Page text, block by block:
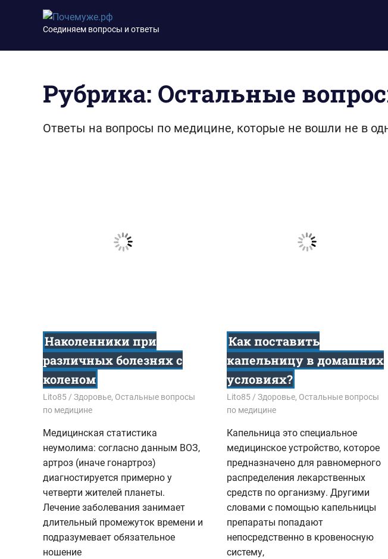
содержимому
Почемуже.рф
Соединяем вопросы и ответы
Рубрика: Остальные
Ответы на вопросы по медицине, которые не вошли не в
Наколенники при
различных болезнях с
коленом
24.10.2018
Lito85 Здоровье, Остальные вопросы
по медицине
Медицинская статистика
неумолима: согласно данным ВОЗ,
артроз (иначе гонартроз)
диагностируется примерно у
четверти жителей планеты.
Лечение заболевания занимает
длительный промежуток времени и
подразумевает обязательное
ношение
Как поставить
капельницу в домашних
условиях?
06.09.2018
Lito85 Здоровье, Остальные вопросы
по медицине
Капельница это специальное
медицинское устройство, которое
предназначено для равномерного
распределения лекарственных
средств по организму. Другими
словами с помощью капельницы
препараты попадают
непосредственно в кровеносную
систему,